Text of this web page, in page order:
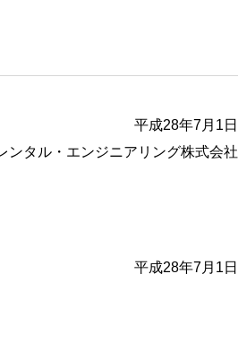
平成28年7月1日
ンタル・エンジニアリング株式会社
平成28年7月1日